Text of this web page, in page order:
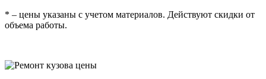
* – цены указаны с учетом материалов. Действуют скидки от
объема работы.